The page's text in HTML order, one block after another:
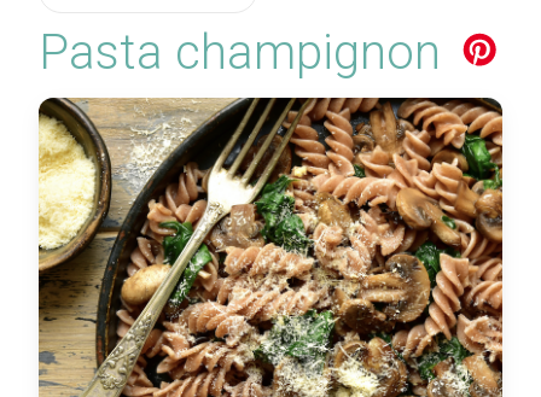
Pasta champignon